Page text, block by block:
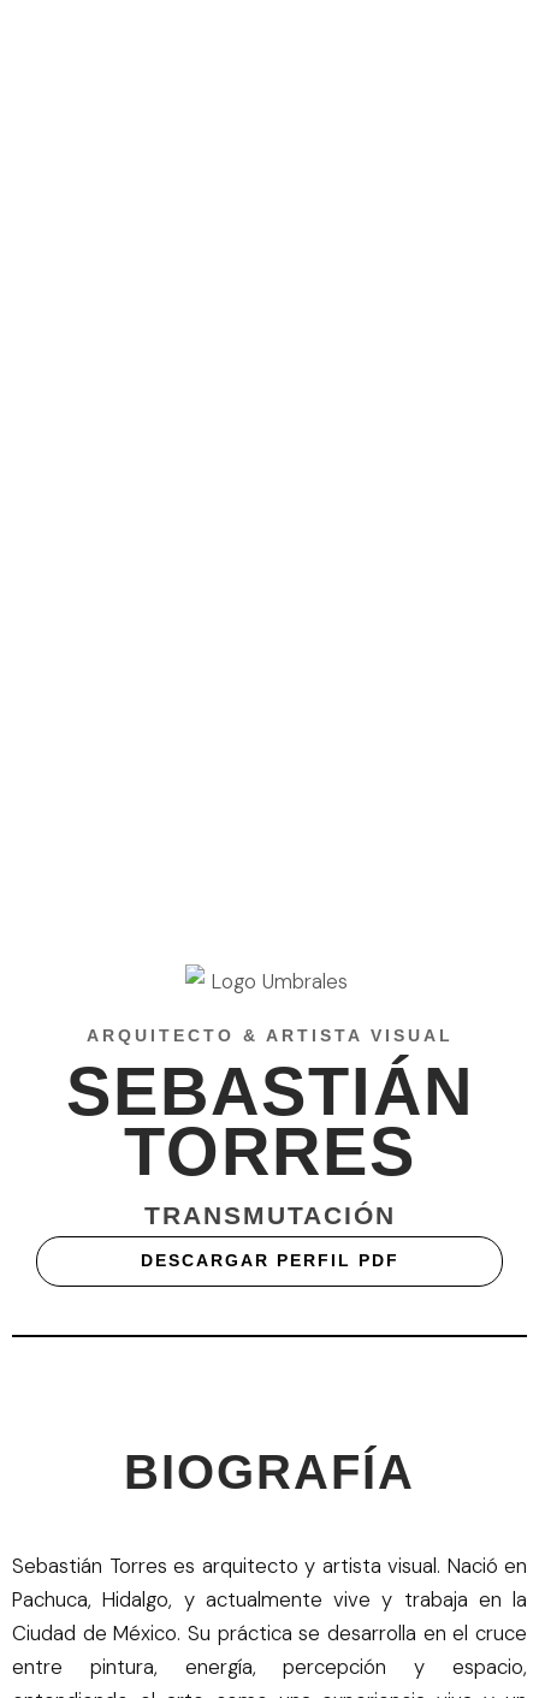
ARQUITECTO & ARTISTA VISUAL
SEBASTIÁN
TORRES
TRANSMUTACIÓN
DESCARGAR PERFIL PDF
BIOGRAFÍA
Sebastián Torres es arquitecto y artista visual. Nació en
Pachuca, Hidalgo, y actualmente vive y trabaja en la
Ciudad de México. Su práctica se desarrolla en el cruce
entre pintura, energía, percepción y espacio,